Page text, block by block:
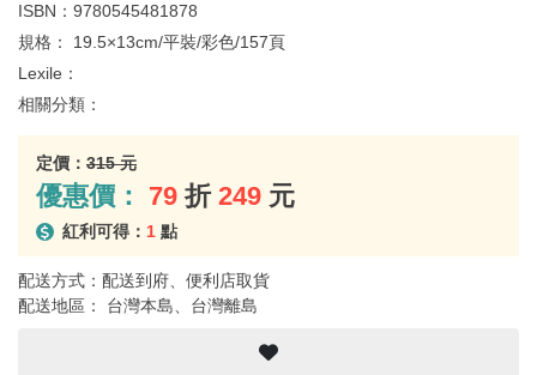
ISBN： 9780545481878
規格： 19.5×13cm/平裝/彩色/157頁
Lexile：
相關分類：
定價： 315 元
優惠價： 79 折 249 元
紅利可得： 1 點
配送方式：配送到府、便利店取貨
配送地區： 台灣本島、台灣離島